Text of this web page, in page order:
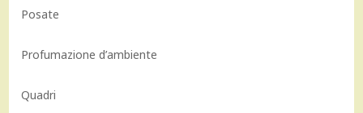
Posate
Profumazione d’ambiente
Quadri